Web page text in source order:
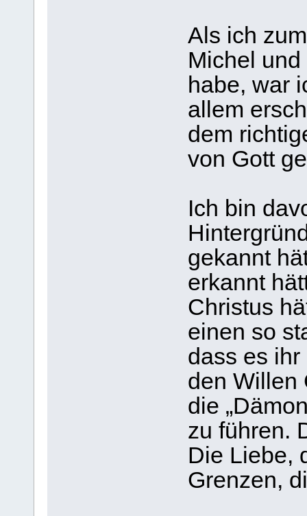
Als ich
Michel
habe, war
allem
dem
von Gott
Ich bin
gekannt
erkannt
Christus
einen so
dass es
den Willen
die
zu führen.
Die Liebe,
Grenzen,